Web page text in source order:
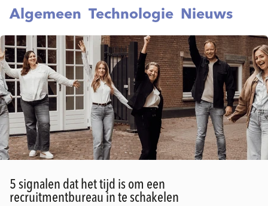
Algemeen Technologie Nieuws
5 signalen dat het tijd is om een
recruitmentbureau in te schakelen